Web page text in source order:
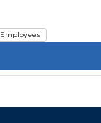
Employees